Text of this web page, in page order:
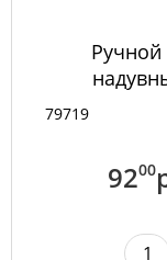
79719
9200